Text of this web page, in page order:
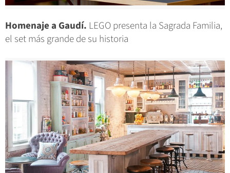
Homenaje a Gaudí. LEGO presenta la Sagrada Familia,
el set más grande de su historia